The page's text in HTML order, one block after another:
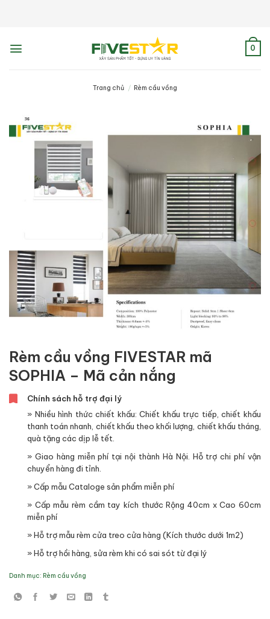
0
Trang chủ / Rèm cầu vồng
Rèm cầu vồng FIVESTAR mã
SOPHIA – Mã cản nắng
Chính sách hỗ trợ đại lý
» Nhiều hình thức chiết khấu: Chiết khấu trực tiếp, chiết khấu
thanh toán nhanh, chiết khấu theo khối lượng, chiết khấu tháng,
quà tặng các dịp lễ tết.
» Giao hàng miễn phí tại nội thành Hà Nội. Hỗ trợ chi phí vận
chuyển hàng đi tỉnh.
» Cấp mẫu Cataloge sản phẩm miễn phí
» Cấp mẫu rèm cầm tay kích thước Rộng 40cm x Cao 60cm
miễn phí
» Hỗ trợ mẫu rèm cửa treo cửa hàng (Kích thước dưới 1m2)
» Hỗ trợ hồi hàng, sửa rèm khi có sai sót từ đại lý
Danh mục: Rèm cầu vồng